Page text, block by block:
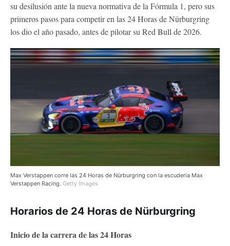
su desilusión ante la nueva normativa de la Fórmula 1, pero sus
primeros pasos para competir en las 24 Horas de Nürburgring
los dio el año pasado, antes de pilotar su Red Bull de 2026.
Max Verstappen corre las 24 Horas de Nürburgring con la escudería Max
Verstappen Racing. Getty Images
Horarios de 24 Horas de Nürburgring
Inicio de la carrera de las 24 Horas